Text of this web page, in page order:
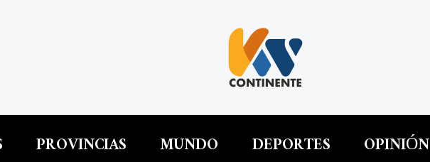
PROVINCIAS MUNDO DEPORTES OPINIÓN